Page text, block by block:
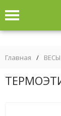
Главная /